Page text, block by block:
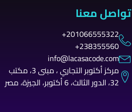
تواصل معنا
201066555322+
238355560+
info@lacasacode.com
مركز أكتوبر التجاري ، مبنى 3، مكتب
32، الدور الثالث، 6 أكتوبر، الجيزة، مصر